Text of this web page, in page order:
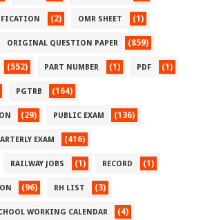
(2) OMR SHEET (1)
ORIGINAL QUESTION PAPER (859)
(552) PART NUMBER (1) PDF (1)
PGTRB (164)
(29) PUBLIC EXAM (136)
EXAM (416)
RAILWAY JOBS (1) RECORD (1)
(96) RH LIST (3)
WORKING CALENDAR (4)